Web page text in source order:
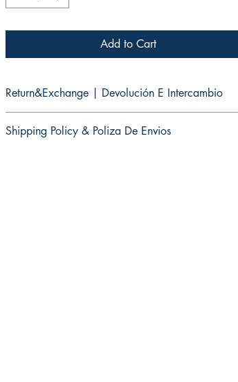
Add to Cart
Return&Exchange | Devolución E Intercambio
products.
Shipping Policy & Poliza De Envios